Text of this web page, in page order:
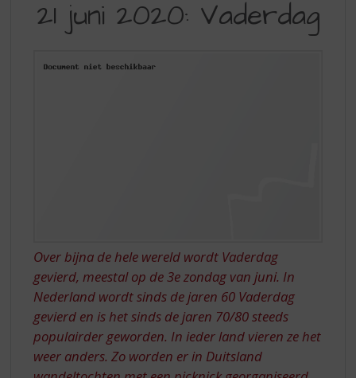
JUNI
VADERDAG
21 juni 2020: Vaderdag
Over bijna de hele wereld wordt Vaderdag
gevierd, meestal op de 3e zondag van juni. In
Nederland wordt sinds de jaren 60 Vaderdag
gevierd en is het sinds de jaren 70/80 steeds
populairder geworden. In ieder land vieren ze het
weer anders. Zo worden er in Duitsland